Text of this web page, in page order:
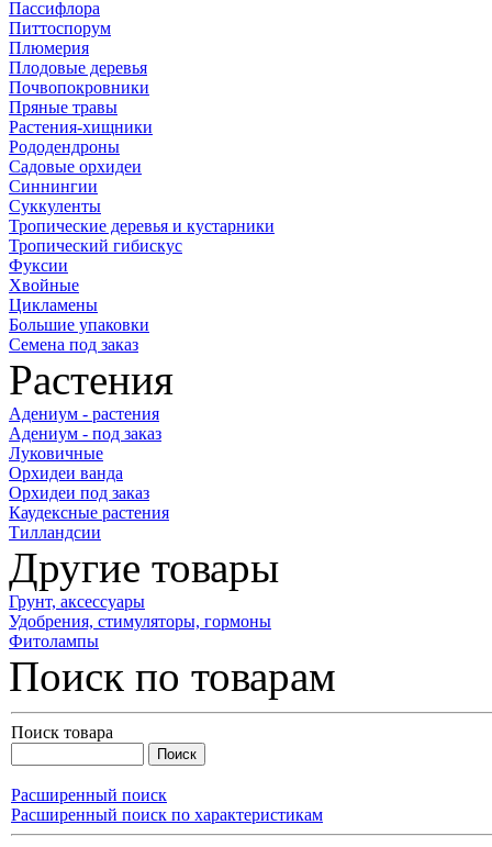
Пассифлора
Питтоспорум
Плюмерия
Плодовые деревья
Почвопокровники
Пряные травы
Растения-хищники
Рододендроны
Садовые орхидеи
Синнингии
Суккуленты
Тропические деревья и кустарники
Тропический гибискус
Фуксии
Хвойные
Цикламены
Большие упаковки
Семена под заказ
Растения
Адениум - растения
Адениум - под заказ
Луковичные
Орхидеи ванда
Орхидеи под заказ
Каудексные растения
Тилландсии
Другие товары
Грунт, аксессуары
Удобрения, стимуляторы, гормоны
Фитолампы
Поиск по товарам
Поиск товара
Расширенный поиск
Расширенный поиск по характеристикам